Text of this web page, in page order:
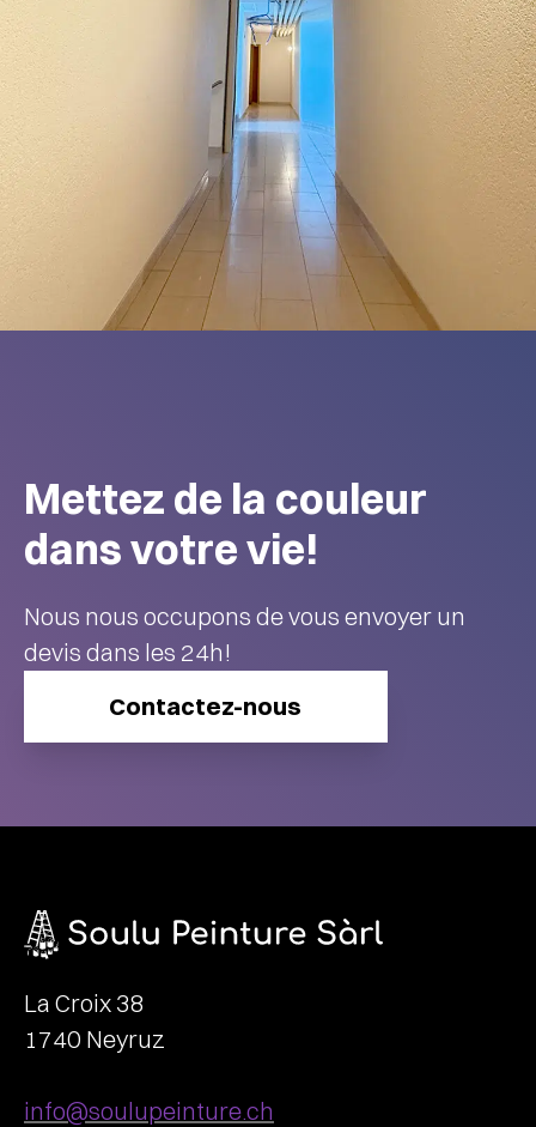
Mettez de la couleur
dans votre vie!
Nous nous occupons de vous envoyer un
devis dans les 24h!
Contactez-nous
La Croix 38
1740 Neyruz
info@soulupeinture.ch